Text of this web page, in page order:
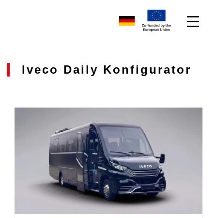
Iveco Daily Konfigurator